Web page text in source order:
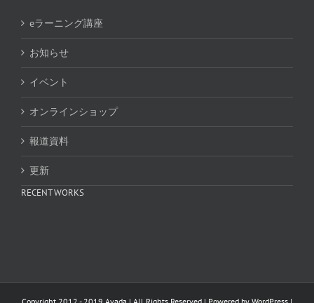
eラーニング講座
お知らせ
イベント
オンラインショップ
報道資料
更新
RECENT WORKS